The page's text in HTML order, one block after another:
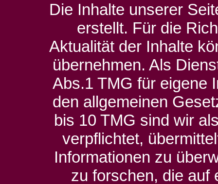
Die Inhalte unserer
erstellt. Für die
Aktualität der Inhalte
übernehmen. Als
Abs.1 TMG für eigene
den allgemeinen
bis 10 TMG sind wir
verpflichtet,
Informationen zu
zu forschen, die auf